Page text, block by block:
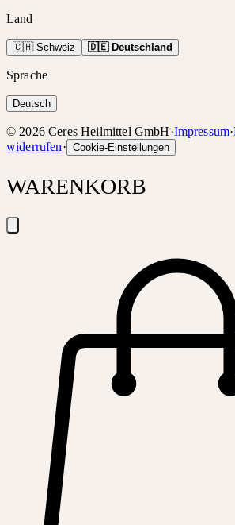
Land
🇨🇭 Schweiz 🇩🇪 Deutschland
Sprache
Deutsch
© 2026 Ceres Heilmittel GmbH·Impressum·
widerrufen· Cookie-Einstellungen
WARENKORB